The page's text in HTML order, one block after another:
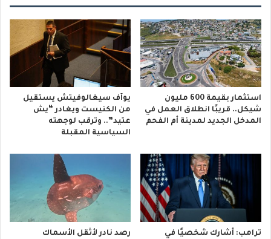
استثمار بقيمة 600 مليون
شيكل.. قريبًا انطلاق العمل في
المدخل الجديد لمدينة أم الفحم
يوآف سيغالوفيتش يستقيل
من الكنيست ويغادر “يش
عتيد”.. وترقب لوجهته
السياسية المقبلة
ترامب: أشارك شخصيًا في
رصد نادر لأثقل الأسماك